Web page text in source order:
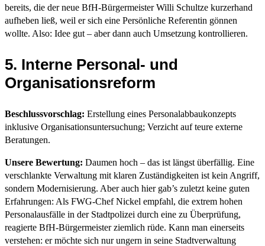
bereits, die der neue BfH-Bürgermeister Willi Schultze kurzerhand
aufheben ließ, weil er sich eine Persönliche Referentin gönnen
wollte. Also: Idee gut – aber dann auch Umsetzung kontrollieren.
5. Interne Personal- und
Organisationsreform
Beschlussvorschlag: Erstellung eines Personalabbaukonzepts
inklusive Organisationsuntersuchung; Verzicht auf teure externe
Beratungen.
Unsere Bewertung: Daumen hoch – das ist längst überfällig. Eine
verschlankte Verwaltung mit klaren Zuständigkeiten ist kein Angriff,
sondern Modernisierung. Aber auch hier gab’s zuletzt keine guten
Erfahrungen: Als FWG-Chef Nickel empfahl, die extrem hohen
Personalausfälle in der Stadtpolizei durch eine zu Überprüfung,
reagierte BfH-Bürgermeister ziemlich rüde. Kann man einerseits
verstehen: er möchte sich nur ungern in seine Stadtverwaltung